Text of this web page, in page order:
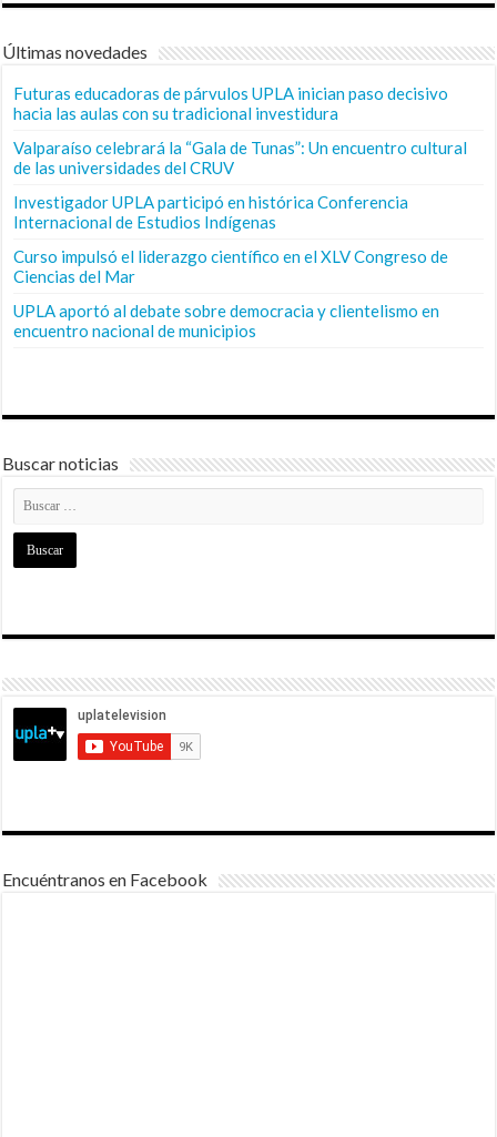
Últimas novedades
Futuras educadoras de párvulos UPLA inician paso decisivo
hacia las aulas con su tradicional investidura
Valparaíso celebrará la “Gala de Tunas”: Un encuentro cultural
de las universidades del CRUV
Investigador UPLA participó en histórica Conferencia
Internacional de Estudios Indígenas
Curso impulsó el liderazgo científico en el XLV Congreso de
Ciencias del Mar
UPLA aportó al debate sobre democracia y clientelismo en
encuentro nacional de municipios
Buscar noticias
Encuéntranos en Facebook